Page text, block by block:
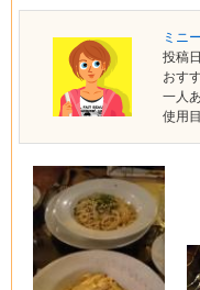
ミニー
投稿
おす
一人
使用